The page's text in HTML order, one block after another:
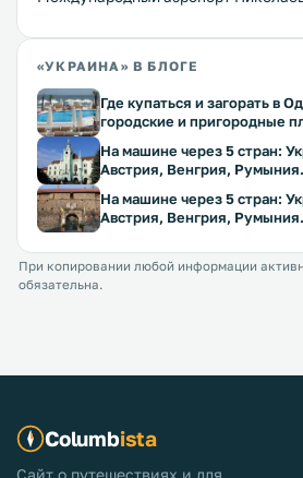
«УКРАИНА» В БЛОГЕ
Где купаться и загорать в
городские и пригородные
На машине через 5 стран:
Австрия, Венгрия,
На машине через 5 стран:
Австрия, Венгрия,
При копировании любой информации
обязательна.
Columbista
Сайт о путешествиях и для